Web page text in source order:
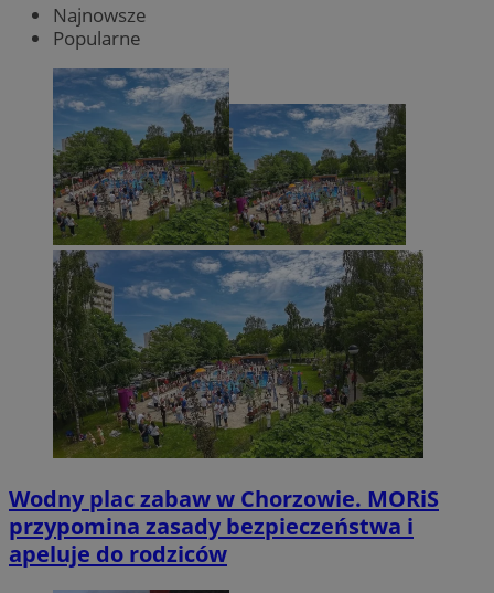
Najnowsze
Popularne
Wodny plac zabaw w Chorzowie. MORiS
przypomina zasady bezpieczeństwa i
apeluje do rodziców